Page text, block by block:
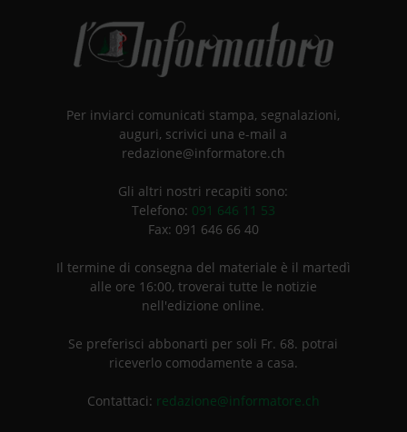
Per inviarci comunicati stampa, segnalazioni,
auguri, scrivici una e-mail a
redazione@informatore.ch
Gli altri nostri recapiti sono:
Telefono: 091 646 11 53
Fax: 091 646 66 40
Il termine di consegna del materiale è il martedì
alle ore 16:00, troverai tutte le notizie
nell'edizione online.
Se preferisci abbonarti per soli Fr. 68. potrai
riceverlo comodamente a casa.
Contattaci: redazione@informatore.ch